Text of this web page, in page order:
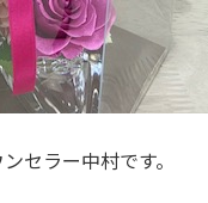
セラー中村です。